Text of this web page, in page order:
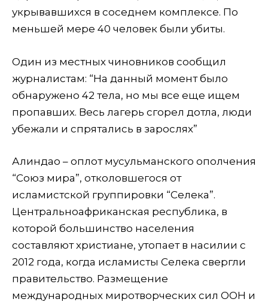
укрывавшихся в соседнем комплексе. По
меньшей мере 40 человек были убиты.
Один из местных чиновников сообщил
журналистам: “На данный момент было
обнаружено 42 тела, но мы все еще ищем
пропавших. Весь лагерь сгорел дотла, люди
убежали и спрятались в зарослях”
Алиндао – оплот мусульманского ополчения
“Союз мира”, отколовшегося от
исламистской группировки “Селека”.
Центральноафриканская республика, в
которой большинство населения
составляют христиане, утопает в насилии с
2012 года, когда исламисты Селека свергли
правительство. Размещение
международных миротворческих сил ООН и